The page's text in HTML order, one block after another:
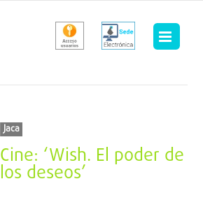
Jaca
Cine: ‘Wish. El poder de
los deseos’